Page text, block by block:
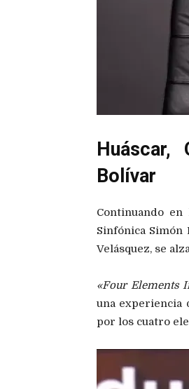
Huáscar,
Bolívar
Continuando en
Sinfónica
Velásquez, se
«Four Elements
una experiencia
por los cuatro